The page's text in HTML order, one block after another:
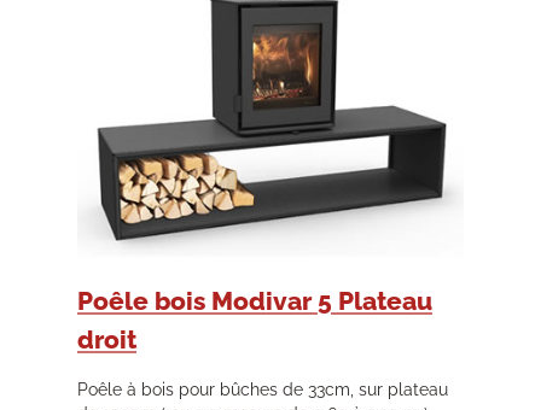
Poêle bois Modivar 5 Plateau
droit
Poêle à bois pour bûches de 33cm, sur plateau